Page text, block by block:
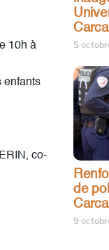
10h à
enfants
co-
5
de
9